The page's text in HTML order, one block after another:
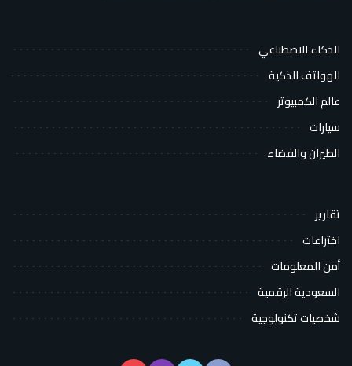
الذكاء الاصطناعي
الهواتف الذكية
عالم الكمبيوتر
سيارات
الطيران والفضاء
تقارير
اختراعات
أمن المعلومات
السعودية الرقمية
شخصيات تكنولوجية